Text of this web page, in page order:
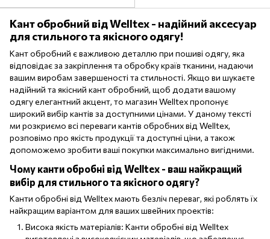
Кант обробний від Welltex - надійний аксесуар
для стильного та якісного одягу!
Кант обробний є важливою деталлю при пошиві одягу, яка
відповідає за закріплення та обробку країв тканини, надаючи
вашим виробам завершеності та стильності. Якщо ви шукаєте
надійний та якісний кант обробний, щоб додати вашому
одягу елегантний акцент, то магазин Welltex пропонує
широкий вибір кантів за доступними цінами. У даному тексті
ми розкриємо всі переваги кантів обробних від Welltex,
розповімо про якість продукції та доступні ціни, а також
допоможемо зробити ваші покупки максимально вигідними.
Чому канти обробні від Welltex - ваш найкращий
вибір для стильного та якісного одягу?
Канти обробні від Welltex мають безліч переваг, які роблять їх
найкращим варіантом для ваших швейних проектів:
Висока якість матеріалів: Канти обробні від Welltex